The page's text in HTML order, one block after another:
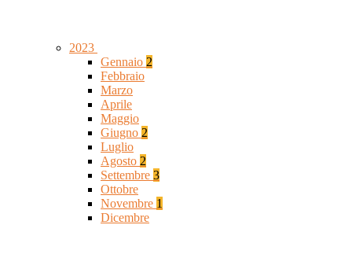
2023
Gennaio 2
Febbraio
Marzo
Aprile
Maggio
Giugno 2
Luglio
Agosto 2
Settembre 3
Ottobre
Novembre 1
Dicembre